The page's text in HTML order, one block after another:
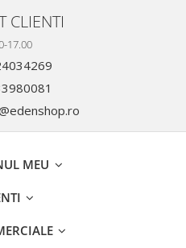
CLIENTI
17.00
MEU